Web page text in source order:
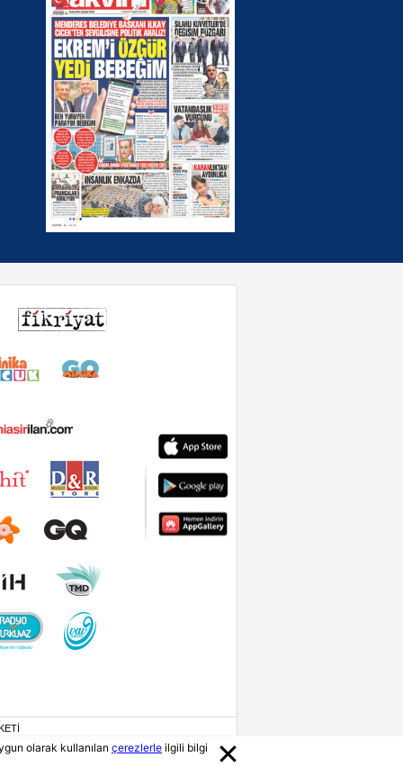
olarak kullanılan çerezlerle